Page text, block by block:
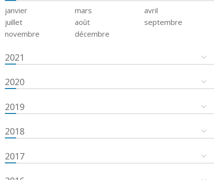
janvier mars
avril
juillet
août
septembre
novembre
décembre
2021
2020
2019
2018
2017